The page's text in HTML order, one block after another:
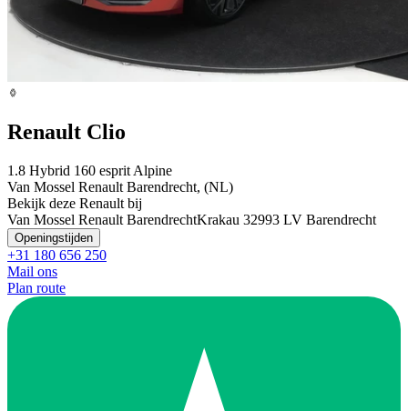
Renault Clio
1.8 Hybrid 160 esprit Alpine
Van Mossel Renault Barendrecht, (NL)
Bekijk deze Renault bij
Van Mossel Renault BarendrechtKrakau 32993 LV Barendrecht
Openingstijden
+31 180 656 250
Mail ons
Plan route